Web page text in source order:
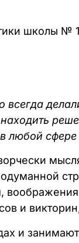
школы №
всегда
любой
и
и